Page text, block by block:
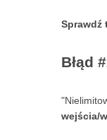
Sprawdź
Błąd
wejścia/